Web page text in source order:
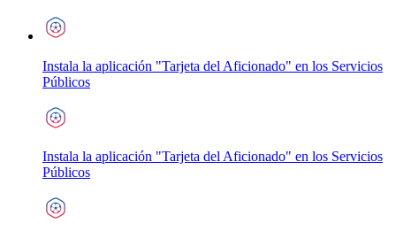
Instala la aplicación "Tarjeta del Aficionado" en los Servicios
Públicos
Instala la aplicación "Tarjeta del Aficionado" en los Servicios
Públicos